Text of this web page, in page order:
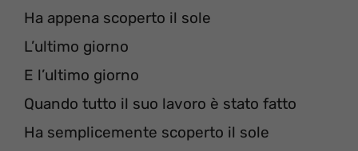
Ha appena scoperto il sole
L’ultimo giorno
E l’ultimo giorno
Quando tutto il suo lavoro è stato fatto
Ha semplicemente scoperto il sole